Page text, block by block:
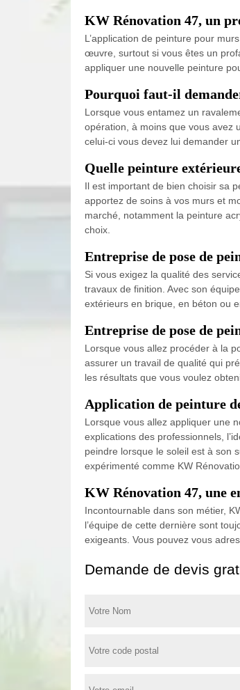
KW Rénovation 47, un
L’application de peinture pour
œuvre, surtout si vous êtes un
appliquer une nouvelle peinture
Pourquoi faut-il
Lorsque vous entamez un
opération, à moins que vous avez
celui-ci vous devez lui demander
Quelle peinture
Il est important de bien choisir sa
apportez de soins à vos murs et
marché, notamment la peinture
choix.
Entreprise de pose de
Si vous exigez la qualité des
travaux de finition. Avec son
extérieurs en brique, en béton ou
Entreprise de pose de
Lorsque vous allez procéder à la
assurer un travail de qualité qui
les résultats que vous voulez
Application de peinture
Lorsque vous allez appliquer une
explications des professionnels,
peindre lorsque le soleil est à son
expérimenté comme KW
KW Rénovation 47, une
Incontournable dans son métier,
l’équipe de cette dernière sont
exigeants. Vous pouvez vous
Demande de devis